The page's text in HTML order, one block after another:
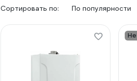
Сортировать по: По популярности